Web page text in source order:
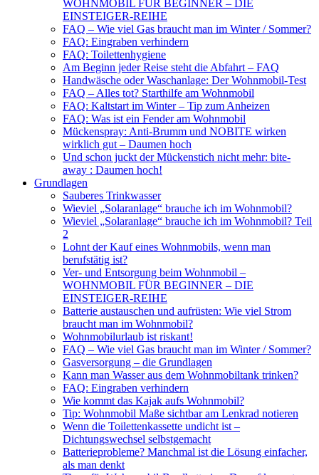
WOHNMOBIL FÜR BEGINNER – DIE
EINSTEIGER-REIHE
FAQ – Wie viel Gas braucht man im Winter / Sommer?
FAQ: Eingraben verhindern
FAQ: Toilettenhygiene
Am Beginn jeder Reise steht die Abfahrt – FAQ
Handwäsche oder Waschanlage: Der Wohnmobil-Test
FAQ – Alles tot? Starthilfe am Wohnmobil
FAQ: Kaltstart im Winter – Tip zum Anheizen
FAQ: Was ist ein Fender am Wohnmobil
Mückenspray: Anti-Brumm und NOBITE wirken
wirklich gut – Daumen hoch
Und schon juckt der Mückenstich nicht mehr: bite-
away : Daumen hoch!
Grundlagen
Sauberes Trinkwasser
Wieviel „Solaranlage“ brauche ich im Wohnmobil?
Wieviel „Solaranlage“ brauche ich im Wohnmobil? Teil
2
Lohnt der Kauf eines Wohnmobils, wenn man
berufstätig ist?
Ver- und Entsorgung beim Wohnmobil –
WOHNMOBIL FÜR BEGINNER – DIE
EINSTEIGER-REIHE
Batterie austauschen und aufrüsten: Wie viel Strom
braucht man im Wohnmobil?
Wohnmobilurlaub ist riskant!
FAQ – Wie viel Gas braucht man im Winter / Sommer?
Gasversorgung – die Grundlagen
Kann man Wasser aus dem Wohnmobiltank trinken?
FAQ: Eingraben verhindern
Wie kommt das Kajak aufs Wohnmobil?
Tip: Wohnmobil Maße sichtbar am Lenkrad notieren
Wenn die Toilettenkassette undicht ist –
Dichtungswechsel selbstgemacht
Batterieprobleme? Manchmal ist die Lösung einfacher,
als man denkt